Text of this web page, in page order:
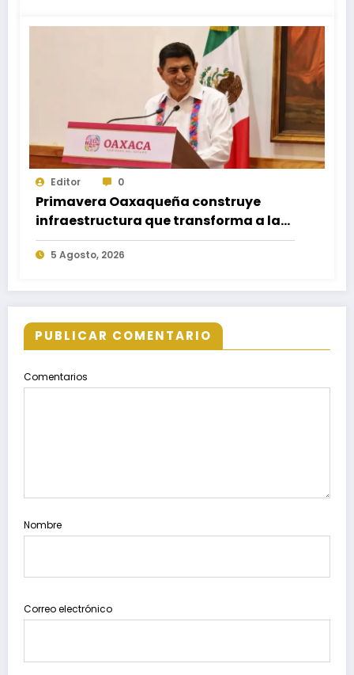
Editor 0
Primavera Oaxaqueña construye
infraestructura que transforma a las
familias del estado
5 Agosto, 2026
PUBLICAR COMENTARIO
Comentarios
Nombre
Correo electrónico